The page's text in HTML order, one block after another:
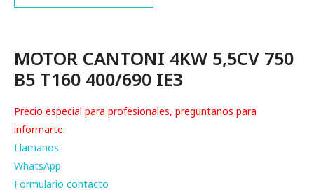
MOTOR CANTONI 4KW 5,5CV 750
B5 T160 400/690 IE3
Precio especial para profesionales, preguntanos para
informarte.
Llamanos
WhatsApp
Formulario contacto